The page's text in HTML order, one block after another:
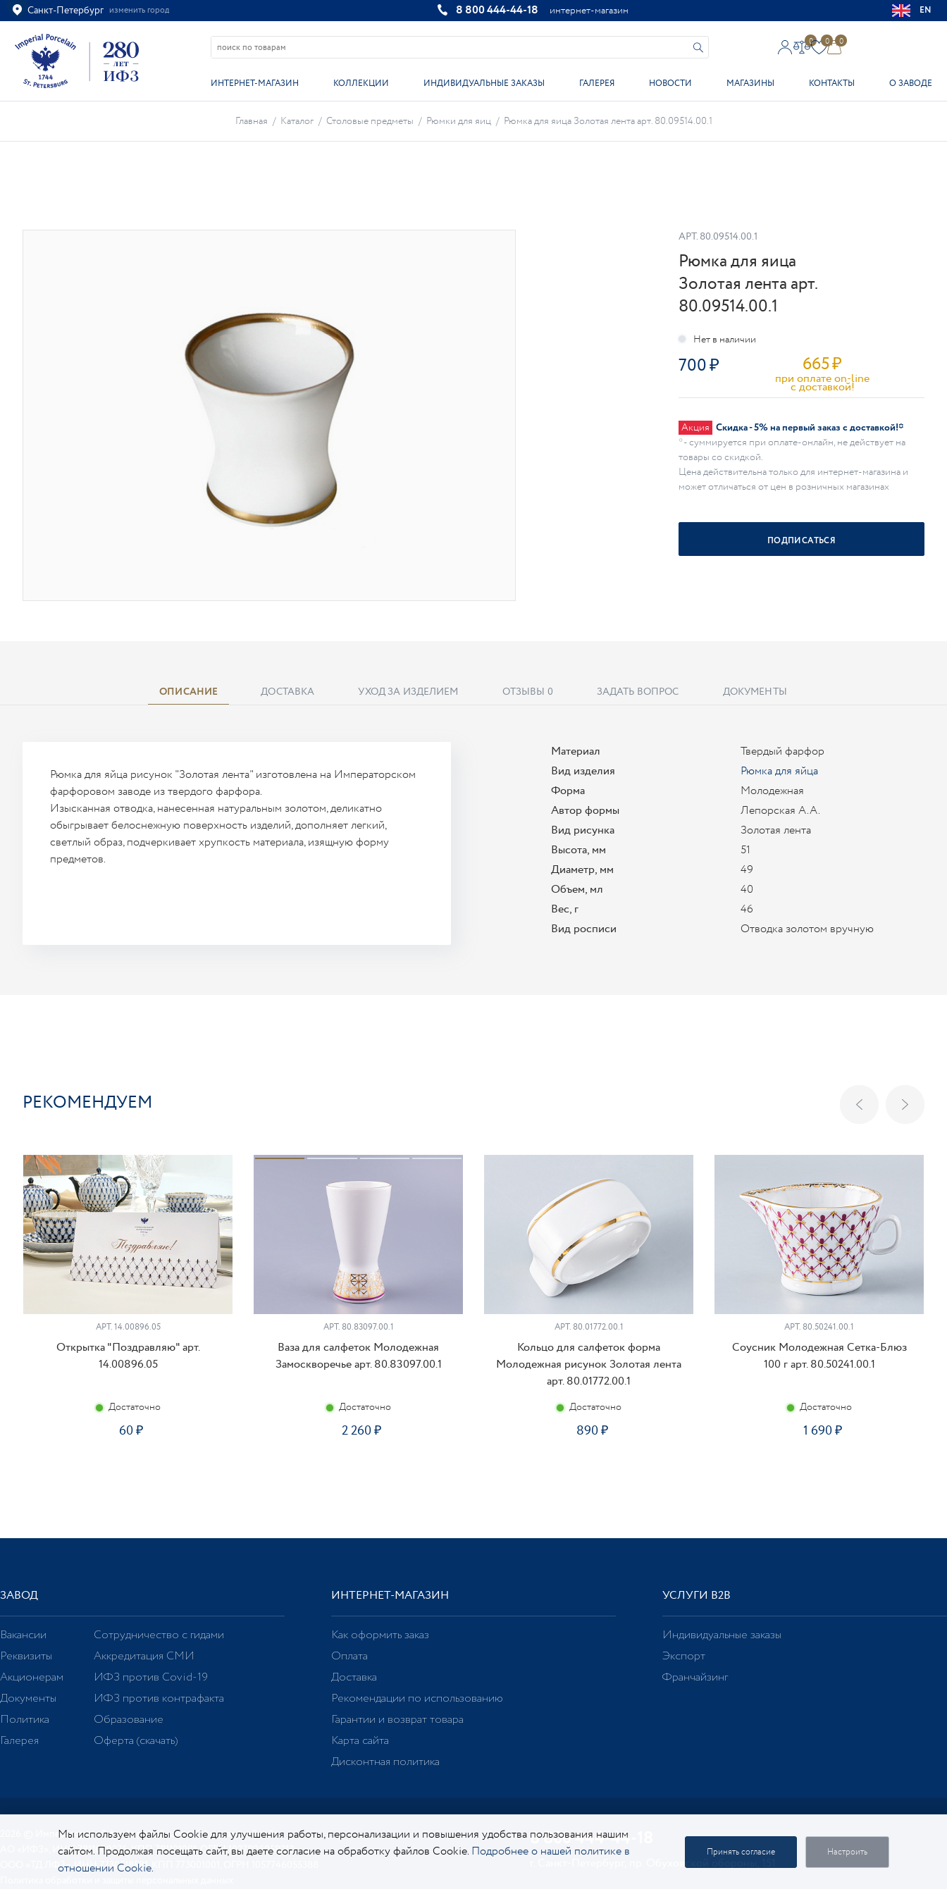
Санкт-Петербург изменить город
Ваш город Санкт-Петербург?
ВСЁ ВЕРНО ИЗМЕНИТЬ
8 800 444-44-18 интернет-магазин EN
0 0 0
ИНТЕРНЕТ-МАГАЗИН КОЛЛЕКЦИИ ИНДИВИДУАЛЬНЫЕ ЗАКАЗЫ ГАЛЕРЕЯ НОВОСТИ МАГАЗИНЫ КОНТАКТЫ О ЗАВОДЕ
Главная / Каталог / Столовые предметы / Рюмки для яиц / Рюмка для яица Золотая лента арт. 80.09514.00.1
АРТ. 80.09514.00.1
Рюмка для яица
Золотая лента арт.
80.09514.00.1
700 665₽
при оплате on-line
c доставкой!
Акция Скидка - 5% на первый заказ с доставкой!*
* - суммируется при оплате-онлайн, не действует на
товары со скидкой.
Цена действительна только для интернет-магазина и
может отличаться от цен в розничных магазинах
ПОДПИСАТЬСЯ
ОПИСАНИЕ ДОСТАВКА УХОД ЗА ИЗДЕЛИЕМ ОТЗЫВЫ 0 ЗАДАТЬ ВОПРОС ДОКУМЕНТЫ
Рюмка для яйца рисунок "Золотая лента" изготовлена на Императорском
фарфоровом заводе из твердого фарфора.
Изысканная отводка, нанесенная натуральным золотом, деликатно
обыгрывает белоснежную поверхность изделий, дополняет легкий,
светлый образ, подчеркивает хрупкость материала, изящную форму
предметов.
Материал
Твердый фарфор
Вид изделия
Рюмка для яйца
Форма
Молодежная
Автор формы
Лепорская А.А.
Вид рисунка
Золотая лента
Высота, мм
51
Диаметр, мм
49
Объем, мл
40
Вес, г
46
Вид росписи
Отводка золотом вручную
РЕКОМЕНДУЕМ
АРТ. 14.00896.05
Открытка "Поздравляю" арт.
14.00896.05
Достаточно
60
АРТ. 80.83097.00.1
Ваза для салфеток Молодежная
Замоскворечье арт. 80.83097.00.1
Достаточно
2 260
АРТ. 80.01772.00.1
Кольцо для салфеток форма
Молодежная рисунок Золотая лента
арт. 80.01772.00.1
Достаточно
890
АРТ. 80.50241.00.1
Соусник Молодежная Сетка-Блюз
100 г арт. 80.50241.00.1
Достаточно
1 690
ЗАВОД
Вакансии
Реквизиты
Акционерам
Документы
Политика
Галерея
Сотрудничество с гидами
Аккредитация СМИ
ИФЗ против Covid-19
ИФЗ против контрафакта
Образование
Оферта (скачать)
ИНТЕРНЕТ-МАГАЗИН
Как оформить заказ
Оплата
Доставка
Рекомендации по использованию
Гарантии и возврат товара
Карта сайта
Дисконтная политика
УСЛУГИ В2В
Индивидуальные заказы
Экспорт
Франчайзинг
2026 © Императорский фарфоровый завод. Официальный сайт.
АО «ИФЗ», ИНН 7811000276, КПП 781101001, ОГРН 1027806058213
ООО «ТД ЛФЗ», ИНН 7730518581, КПП 773001001, ОГРН 1057746055388
8 800 444-44-18
г. Санкт-Петербург, пр. Обуховской обороны, 151
Мы используем файлы Cookie для улучшения работы, персонализации и повышения удобства пользования нашим
сайтом. Продолжая посещать сайт, вы даете согласие на обработку файлов Cookie. Подробнее о нашей политике в
отношении Cookie.
Принять согласие Настроить